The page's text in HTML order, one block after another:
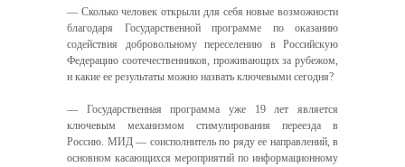
— Сколько человек открыли для себя новые возможности
благодаря Государственной программе по оказанию
содействия добровольному переселению в Российскую
Федерацию соотечественников, проживающих за рубежом,
и какие ее результаты можно назвать ключевыми сегодня?
— Государственная программа уже 19 лет является
ключевым механизмом стимулирования переезда в
Россию. МИД — соисполнитель по ряду ее направлений, в
основном касающихся мероприятий по информационному